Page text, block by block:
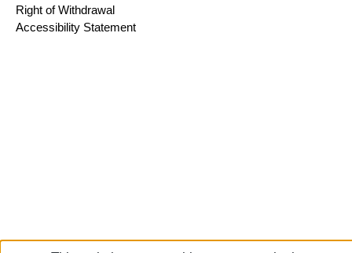
Right of Withdrawal
Accessibility Statement